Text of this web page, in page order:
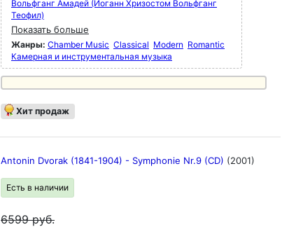
Вольфганг Амадей (Иоганн Хризостом Вольфганг
Теофил)
Показать больше
Жанры: Chamber Music Classical Modern Romantic
Камерная и инструментальная музыка
Хит продаж
Antonin Dvorak (1841-1904) - Symphonie Nr.9 (CD) (2001)
Есть в наличии
6599руб.